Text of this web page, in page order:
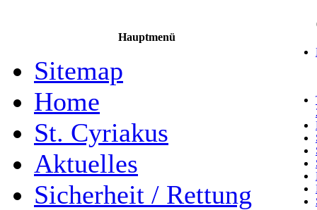
Hauptmenü
Sitemap
Home
St. Cyriakus
Aktuelles
Sicherheit / Rettung